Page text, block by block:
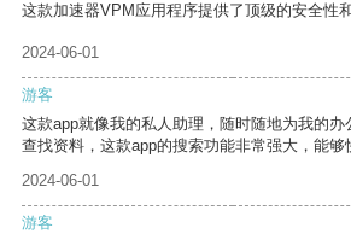
这款加速器VPM应用程序提供了顶级的安全性
2024-06-01
游客
这款app就像我的私人助理，随时随地为我的
查找资料，这款app的搜索功能非常强大，能够
2024-06-01
游客